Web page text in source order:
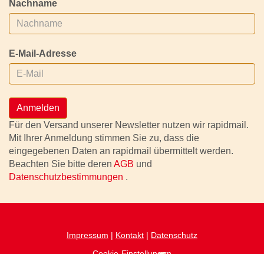
Nachname
E-Mail-Adresse
Anmelden
Für den Versand unserer Newsletter nutzen wir rapidmail.
Mit Ihrer Anmeldung stimmen Sie zu, dass die
eingegebenen Daten an rapidmail übermittelt werden.
Beachten Sie bitte deren AGB und
Datenschutzbestimmungen .
Impressum | Kontakt | Datenschutz